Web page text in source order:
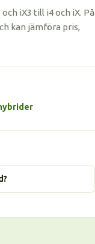
iX3 till i4 och iX. På
kan jämföra pris,